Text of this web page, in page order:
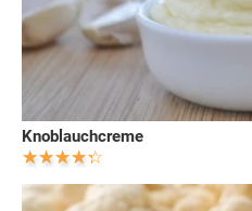
Knoblauchcreme